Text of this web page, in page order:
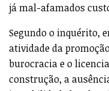
já mal-afamados
Segundo o inquérito,
atividade da
burocracia e o
construção, a